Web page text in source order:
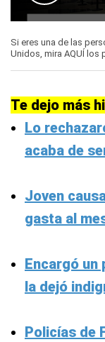
seconds
of
1
minute,
seconds
Si eres una de las
Unidos, mira AQUÍ los
Te dejo más
Lo
acaba de
Joven
gasta al
Encargó un
la dejó
Policías de